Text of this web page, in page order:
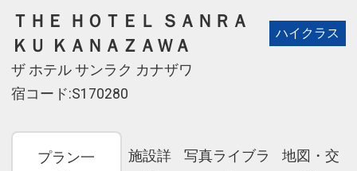
ＴＨＥ ＨＯＴＥＬ ＳＡＮＲＡ
ＫＵ ＫＡＮＡＺＡＷＡ
ハイクラス
ザ ホテル サンラク カナザワ
宿コード:S170280
プラン一
施設詳
写真ライブラ
地図・交